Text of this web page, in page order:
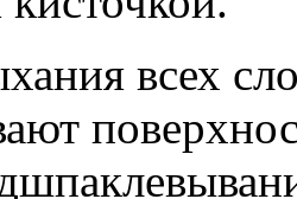
всех